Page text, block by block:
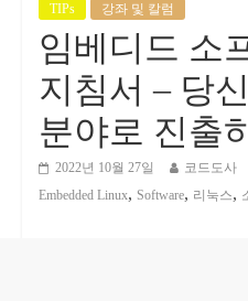
TIPs 강좌 및 칼럼
임베디드 소
지침서 – 당
분야로 진출
2022년 10월 27일 코드도사
Embedded Linux, Software, 리눅스,